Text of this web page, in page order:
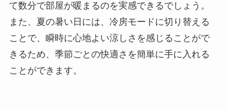
て数分で部屋が暖まるのを実感できるでしょう。
また、夏の暑い日には、冷房モードに切り替える
ことで、瞬時に心地よい涼しさを感じることがで
きるため、季節ごとの快適さを簡単に手に入れる
ことができます。